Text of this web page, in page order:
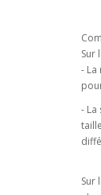
Sur
- La
- La
Sur